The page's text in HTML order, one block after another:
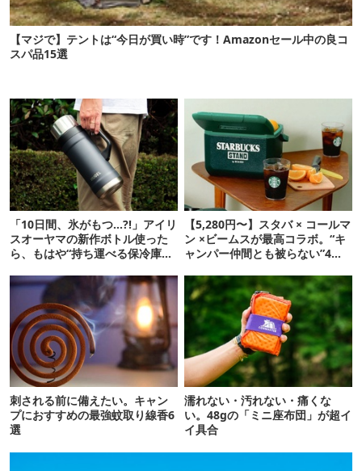
【マジで】テントは“今日が買い時”です！Amazonセール中の良コ
スパ品15選
「10日間、氷がもつ…?!」アイリ
スオーヤマの新作ボトル使った
ら、もはや“持ち運べる保冷庫
【5,280円〜】スタバ × コールマ
ン ×ビームスが最高コラボ。“キ
ャンパー仲間とも被らない”4ア
刺される前に備えたい。キャン
プにおすすめの最強蚊取り線香6
選
濡れない・汚れない・痛くな
い。48gの「ミニ座布団」が超イ
イ具合